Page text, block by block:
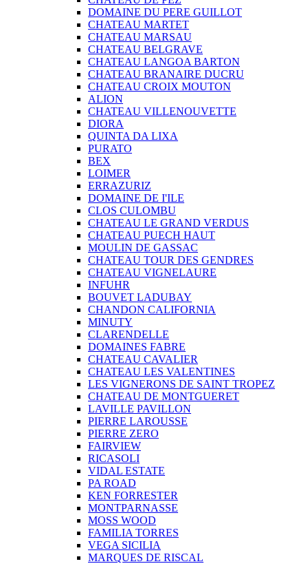
DOMAINE DU PERE GUILLOT
CHATEAU MARTET
CHATEAU MARSAU
CHATEAU BELGRAVE
CHATEAU LANGOA BARTON
CHATEAU BRANAIRE DUCRU
CHATEAU CROIX MOUTON
ALION
CHATEAU VILLENOUVETTE
DIORA
QUINTA DA LIXA
PURATO
BEX
LOIMER
ERRAZURIZ
DOMAINE DE I'ILE
CLOS CULOMBU
CHATEAU LE GRAND VERDUS
CHATEAU PUECH HAUT
MOULIN DE GASSAC
CHATEAU TOUR DES GENDRES
CHATEAU VIGNELAURE
INFUHR
BOUVET LADUBAY
CHANDON CALIFORNIA
MINUTY
CLARENDELLE
DOMAINES FABRE
CHATEAU CAVALIER
CHATEAU LES VALENTINES
LES VIGNERONS DE SAINT TROPEZ
CHATEAU DE MONTGUERET
LAVILLE PAVILLON
PIERRE LAROUSSE
PIERRE ZERO
FAIRVIEW
RICASOLI
VIDAL ESTATE
PA ROAD
KEN FORRESTER
MONTPARNASSE
MOSS WOOD
FAMILIA TORRES
VEGA SICILIA
MARQUES DE RISCAL